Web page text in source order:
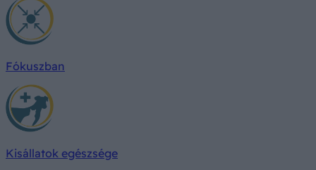
Fókuszban
Kisállatok egészsége